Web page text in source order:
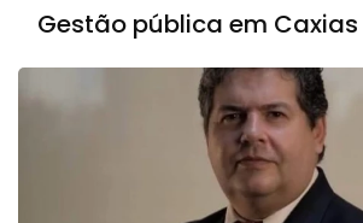
Gestão pública em Caxias